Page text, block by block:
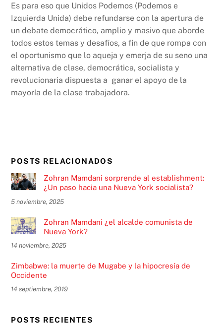
Es para eso que Unidos Podemos (Podemos e
Izquierda Unida) debe refundarse con la apertura de
un debate democrático, amplio y masivo que aborde
todos estos temas y desafíos, a fin de que rompa con
el oportunismo que lo aqueja y emerja de su seno una
alternativa de clase, democrática, socialista y
revolucionaria dispuesta a ganar el apoyo de la
mayoría de la clase trabajadora.
POSTS RELACIONADOS
Zohran Mamdani sorprende al establishment:
¿Un paso hacia una Nueva York socialista?
5 noviembre, 2025
Zohran Mamdani ¿el alcalde comunista de
Nueva York?
14 noviembre, 2025
Zimbabwe: la muerte de Mugabe y la hipocresía de
Occidente
14 septiembre, 2019
POSTS RECIENTES